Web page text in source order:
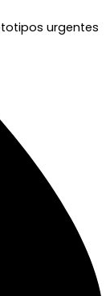
urgentes